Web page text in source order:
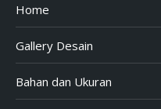
Home
Gallery Desain
Bahan dan Ukuran